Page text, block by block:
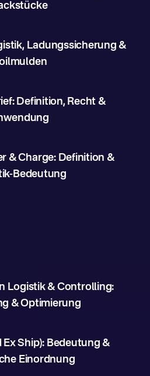
Ladungssicherung &
Definition, Recht &
& Charge: Definition &
Bedeutung
Logistik & Controlling:
& Optimierung
Ex Ship): Bedeutung &
Einordnung